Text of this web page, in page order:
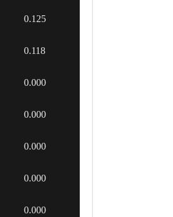
0.125
0.118
0.000
0.000
0.000
0.000
0.000